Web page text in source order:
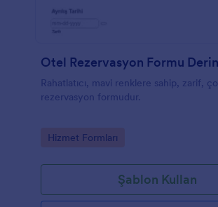
Rahatlatıcı, mavi renklere sahip, zarif,
rezervasyon formudur.
Go to Category:
Hizmet Formları
Şablon Kullan